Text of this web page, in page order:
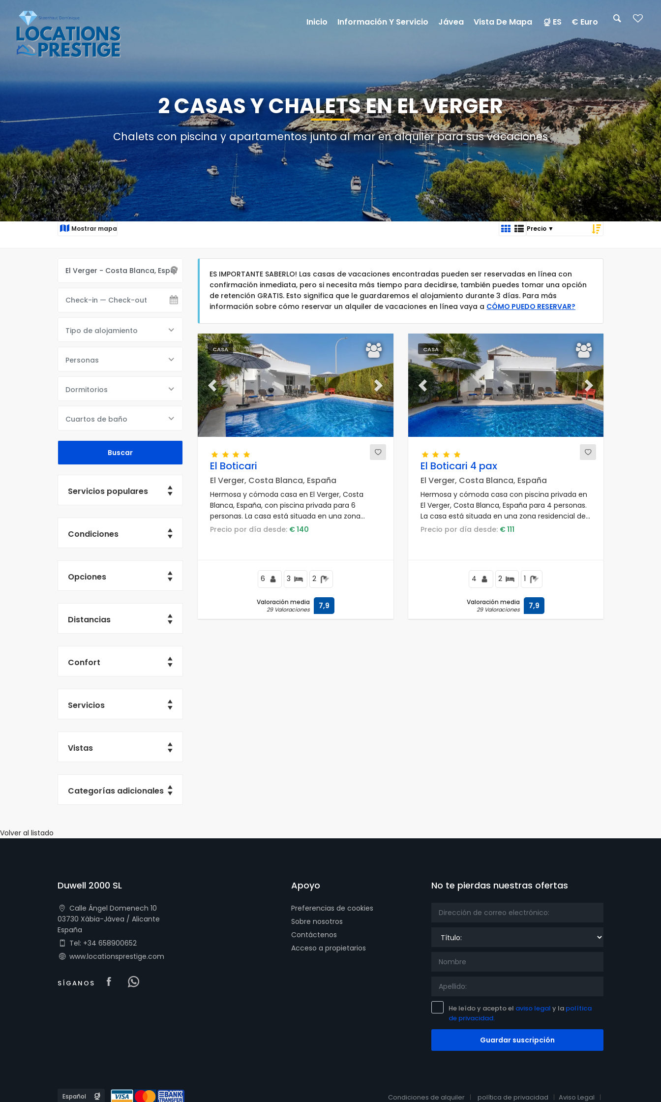
2 CASAS Y CHALETS EN EL VERGER
Chalets con piscina y apartamentos junto al mar en alquiler para sus vacaciones
Mostrar mapa
Tipo de alojamiento
Personas
Dormitorios
Cuartos de baño
Servicios populares
Condiciones
Opciones
Distancias
Confort
Servicios
Vistas
Categorías adicionales
ES IMPORTANTE SABERLO! Las casas de vacaciones encontradas pueden ser reservadas en línea con
confirmación inmediata, pero si necesita más tiempo para decidirse, también puedes tomar una opción
de retención GRATIS. Esto significa que le guardaremos el alojamiento durante 3 días. Para más
información sobre cómo reservar un alquiler de vacaciones en línea vaya a CÓMO PUEDO RESERVAR?
CASA
Previous Next
El Boticari
El Verger, Costa Blanca, España
Hermosa y cómoda casa en El Verger, Costa
Blanca, España, con piscina privada para 6
personas. La casa está situada en una zona
residencial de playa, cerca de restaurantes y
Precio por día desde: € 140
6 3 2
Valoración media
29 Valoraciones 7,9
CASA
Previous Next
El Boticari 4 pax
El Verger, Costa Blanca, España
Hermosa y cómoda casa con piscina privada en
El Verger, Costa Blanca, España para 4 personas.
La casa está situada en una zona residencial de
playa, cerca de restaurantes y bares, a 500
Precio por día desde: € 111
4 2 1
Valoración media
29 Valoraciones 7,9
Volver al listado
Duwell 2000 SL
Calle Ángel Domenech 10
03730 Xàbia-Jávea / Alicante
España
Tel: +34 658900652
www.locationsprestige.com
SÍGANOS Visit our Facebook page
Apoyo
Preferencias de cookies
Sobre nosotros
Contáctenos
Acceso a propietarios
No te pierdas nuestras ofertas
Título:
He leído y acepto el aviso legal y la política
de privacidad.
Guardar suscripción
Languages Condiciones de alquiler política de privacidad Aviso Legal
Inicio Información Y Servicio Jávea Vista De Mapa ES € Euro